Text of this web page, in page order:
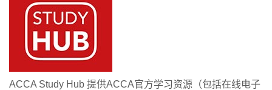
ACCA Study Hub 提供ACCA官方学习资源（包括在线电子